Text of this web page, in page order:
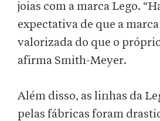
joias com a marca Lego.
expectativa de que a
valorizada do que o
afirma Smith-Meyer.
Além disso, as linhas da
pelas fábricas foram